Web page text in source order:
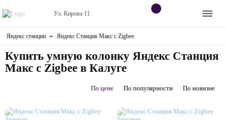
Ул. Кирова 11
Контакты
Оплата
Apple
Dyson
Приставки
Яндекс станции Яндекс Станция Макс с Zigbee
Купить умную колонку Яндекс Станция
Макс с Zigbee в Калуге
По цене По популярности По новизне